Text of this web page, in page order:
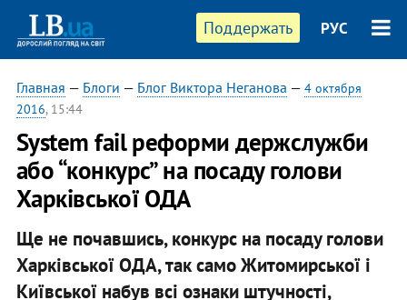
Поддержать РУС
Главная — Блоги — Блог Виктора Неганова — 4 октября
2016, 15:44
System fail реформи держслужби
або “конкурс” на посаду голови
Харківської ОДА
Ще не почавшись, конкурс на посаду голови
Харківської ОДА, так само Житомирської і
Київської набув всі ознаки штучності,